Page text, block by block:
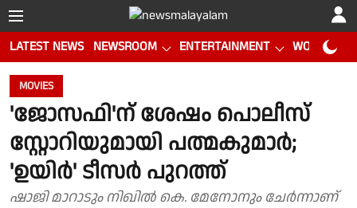
LATEST NEWS NEWSROOM ENTERTAINMENT WORLD CUP
MOVIES
'ജോസഫി'ന് ശേഷം പൊലീസ്
സ്റ്റോറിയുമായി പത്മകുമാർ;
'ഉയിർ' ടീസർ പുറത്ത്
ഷാജി മാറാടും നിഖിൽ കെ. മേനോനും ചേർന്നാണ്